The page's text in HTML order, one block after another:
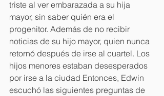
triste al ver embarazada a su hija
mayor, sin saber quién era el
progenitor. Además de no recibir
noticias de su hijo mayor, quien nunca
retornó después de irse al cuartel. Los
hijos menores estaban desesperados
por irse a la ciudad Entonces, Edwin
escuchó las siguientes preguntas de